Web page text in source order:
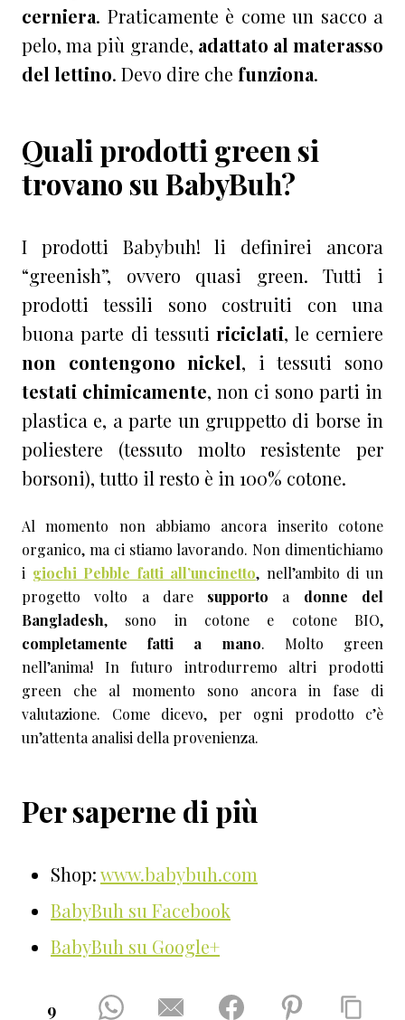
cerniera. Praticamente è come un sacco a
pelo, ma più grande, adattato al materasso
del lettino. Devo dire che funziona.
Quali prodotti green si
trovano su BabyBuh?
I prodotti Babybuh! li definirei ancora
“greenish”, ovvero quasi green. Tutti i
prodotti tessili sono costruiti con una
buona parte di tessutiriciclati, le cerniere
non contengono nickel, i tessuti sono
testati chimicamente, non ci sono parti in
plastica e, a parte un gruppetto di borse in
poliestere (tessuto molto resistente per
borsoni), tutto il resto è in 100% cotone.
Al momento non abbiamo ancora inserito cotone
organico, ma ci stiamo lavorando. Non dimentichiamo
i giochi Pebble fatti all’uncinetto, nell’ambito di un
progetto volto a dare supporto a donne del
Bangladesh, sono in cotone e cotone BIO,
completamente fatti a mano. Molto green
nell’anima! In futuro introdurremo altri prodotti
green che al momento sono ancora in fase di
valutazione. Come dicevo, per ogni prodotto c’è
un’attenta analisi della provenienza.
Per saperne di più
Shop:www.babybuh.com
BabyBuh su Facebook
BabyBuh su Google+
9